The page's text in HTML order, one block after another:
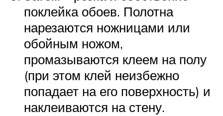
поклейка обоев. Полотна
нарезаются ножницами или
обойным ножом,
промазываются клеем на полу
(при этом клей неизбежно
попадает на его поверхность) и
наклеиваются на стену.